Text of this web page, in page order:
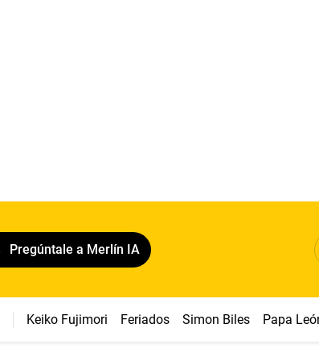
Pregúntale a Merlín IA
Keiko Fujimori Feriados Simon Biles Papa